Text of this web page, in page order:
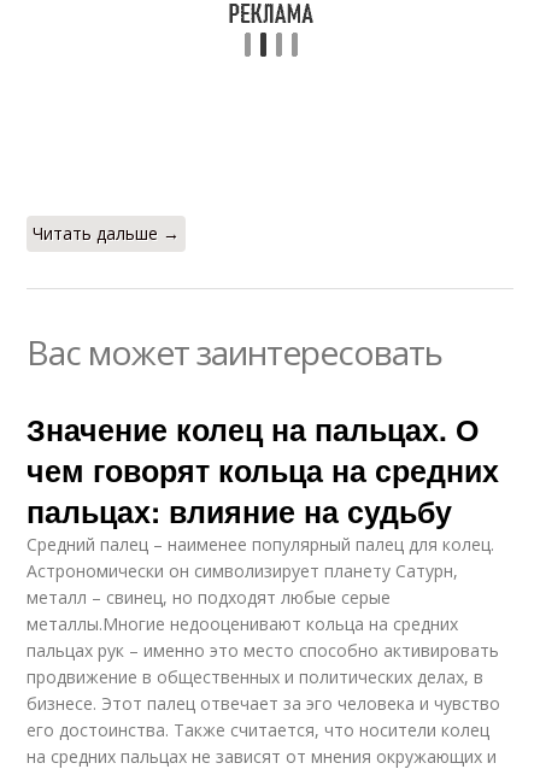
Читать дальше →
Вас может заинтересовать
Значение колец на пальцах. О
чем говорят кольца на средних
пальцах: влияние на судьбу
Средний палец – наименее популярный палец для колец.
Астрономически он символизирует планету Сатурн,
металл – свинец, но подходят любые серые
металлы.Многие недооценивают кольца на средних
пальцах рук – именно это место способно активировать
продвижение в общественных и политических делах, в
бизнесе. Этот палец отвечает за эго человека и чувство
его достоинства. Также считается, что носители колец
на средних пальцах не зависят от мнения окружающих и